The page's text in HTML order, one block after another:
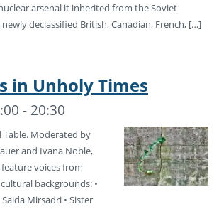
arsenal it inherited from the Soviet
declassified British, Canadian, French, […]
in Unholy Times
- 20:30
Moderated by
and Ivana Noble,
voices from
backgrounds: •
Mirsadri • Sister